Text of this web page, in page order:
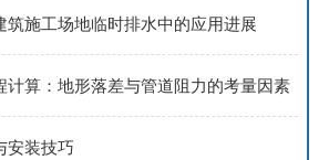
筑施工场地临时排水中的应用进展
计算：地形落差与管道阻力的考量因素
安装技巧